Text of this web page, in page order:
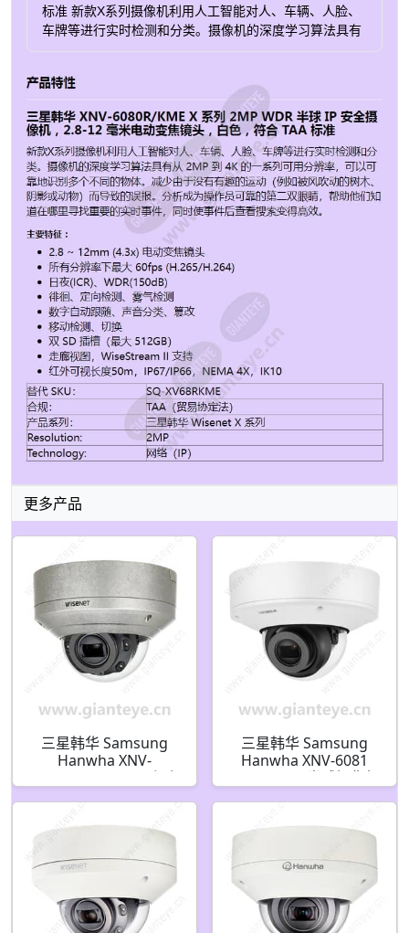
标准 新款X系列摄像机利用人工智能对人、车辆、人脸、
车牌等进行实时检测和分类。摄像机的深度学习算法具有
树木、阴影或动物）而导致的误报。分析成为操作员可靠
的第二双眼睛，帮助他们知道在哪里寻找重要的实时事
件，同时使事件后查看搜索变得高效。 主要特征： 2.8 ~
12mm (4.3x) 电动变焦镜头 所有分辨率下最大 60fps
(H.265/H.264) 日夜(ICR)、WDR(150dB) 徘徊、定向检
测、雾气检测 数字自动跟随、声音分类、篡改 移动检
测、切换 双 SD 插槽（最大 512GB） 走廊视图，
WiseStream II 支持 红外可视长度50m，IP67/IP66，
NEMA 4X，IK10 替代 SKU： SQ-XV68RKME 合规：
TAA（贸易协定法） 产品系列： 三星韩华 Wisenet X 系
列 Resolution: 2MP Technology: 网络（IP）
更多产品
三星韩华 Samsung
Hanwha XNV-
6080RSA/KUS X 系列
三星韩华 Samsung
Hanwha XNV-6081
2MP H.265 半球摄像机